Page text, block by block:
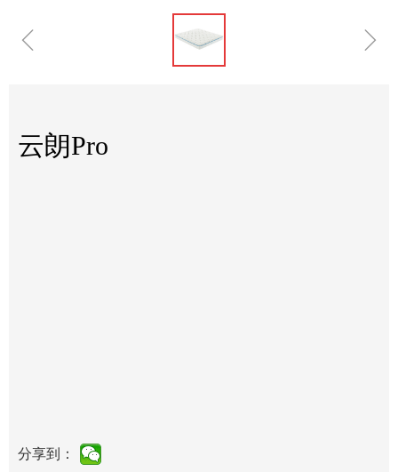
ꁆ ꁇ
云朗Pro
分享到：